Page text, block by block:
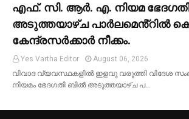
എഫ്. സി. ആർ. എ. നിയമ
അടുത്തയാഴ്ച പാർലമെൻ്റിൽ
കേന്ദ്രസർക്കാർ നീക്കം.
Yes Vartha Editor
August 06, 2026
വിവാദ വ്യവസ്ഥകളിൽ ഇളവു വരുത്തി വിദേശ
നിയമം ഭേദഗതി ബിൽ അടുത്തയാഴ്ച പ…